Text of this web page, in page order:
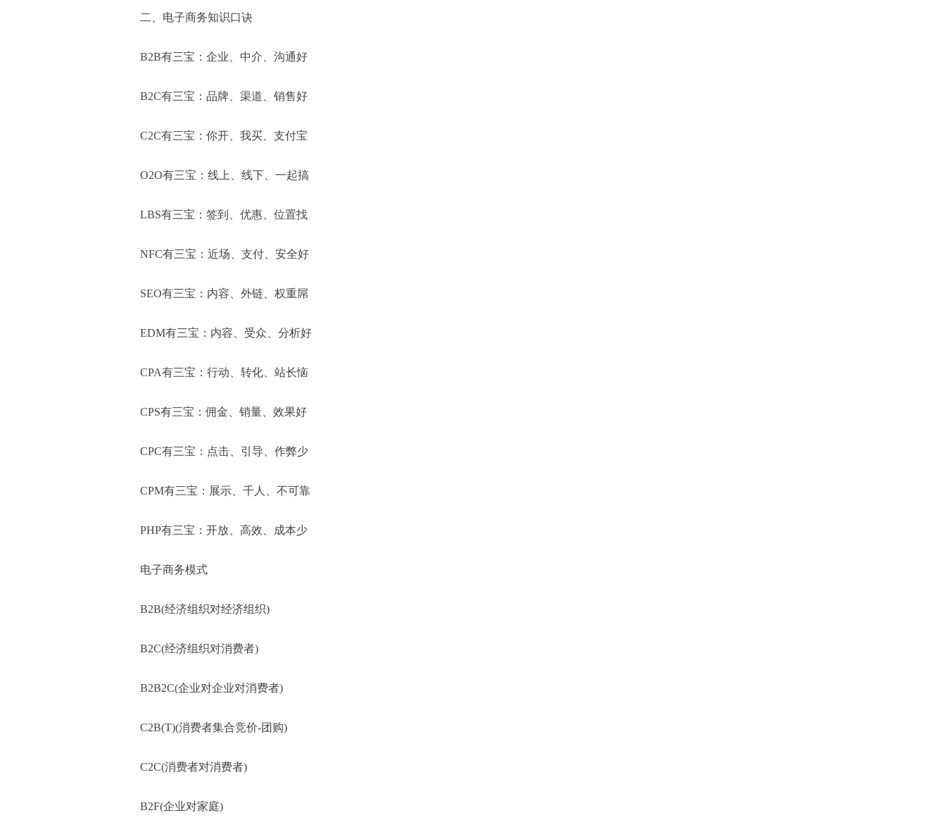
二、电子商务知识口诀
B2B有三宝：企业、中介、沟通好
B2C有三宝：品牌、渠道、销售好
C2C有三宝：你开、我买、支付宝
O2O有三宝：线上、线下、一起搞
LBS有三宝：签到、优惠、位置找
NFC有三宝：近场、支付、安全好
SEO有三宝：内容、外链、权重屌
EDM有三宝：内容、受众、分析好
CPA有三宝：行动、转化、站长恼
CPS有三宝：佣金、销量、效果好
CPC有三宝：点击、引导、作弊少
CPM有三宝：展示、千人、不可靠
PHP有三宝：开放、高效、成本少
电子商务模式
B2B(经济组织对经济组织)
B2C(经济组织对消费者)
B2B2C(企业对企业对消费者)
C2B(T)(消费者集合竞价-团购)
C2C(消费者对消费者)
B2F(企业对家庭)